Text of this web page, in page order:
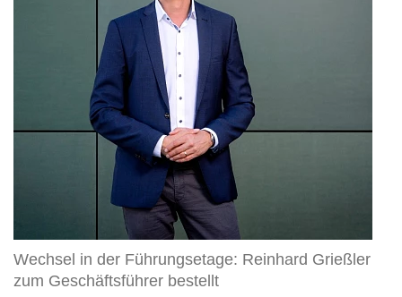
Wechsel in der Führungsetage: Reinhard Grießler
zum Geschäftsführer bestellt